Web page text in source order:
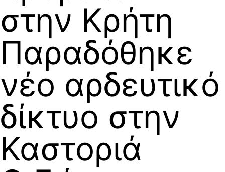
στην Κρήτη
Παραδόθηκε
νέο αρδευτικό
δίκτυο στην
Καστοριά